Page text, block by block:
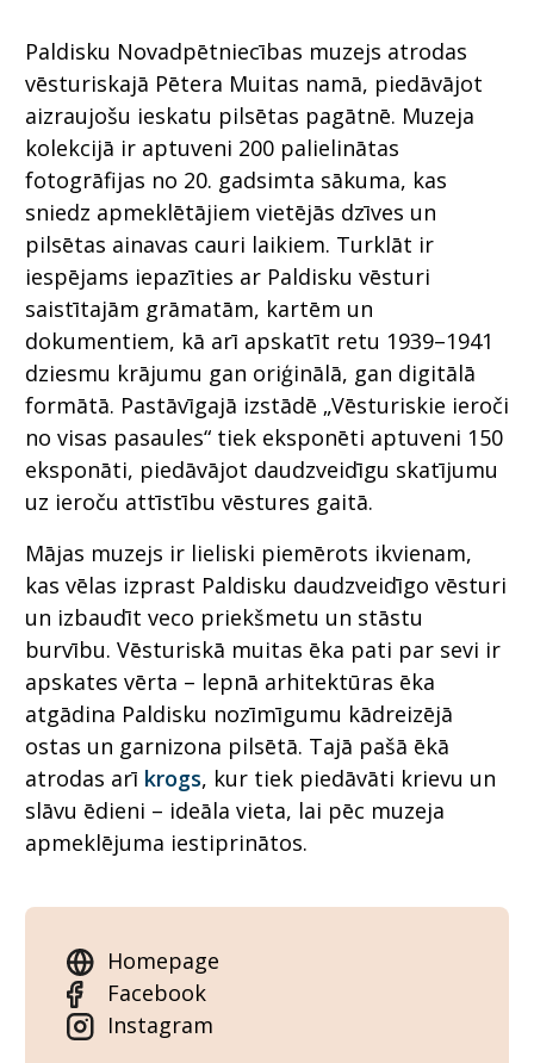
Paldisku Novadpētniecības muzejs atrodas
vēsturiskajā Pētera Muitas namā, piedāvājot
aizraujošu ieskatu pilsētas pagātnē. Muzeja
kolekcijā ir aptuveni 200 palielinātas
fotogrāfijas no 20. gadsimta sākuma, kas
sniedz apmeklētājiem vietējās dzīves un
pilsētas ainavas cauri laikiem. Turklāt ir
iespējams iepazīties ar Paldisku vēsturi
saistītajām grāmatām, kartēm un
dokumentiem, kā arī apskatīt retu 1939–1941
dziesmu krājumu gan oriģinālā, gan digitālā
formātā. Pastāvīgajā izstādē „Vēsturiskie ieroči
no visas pasaules“ tiek eksponēti aptuveni 150
eksponāti, piedāvājot daudzveidīgu skatījumu
uz ieroču attīstību vēstures gaitā.
Mājas muzejs ir lieliski piemērots ikvienam,
kas vēlas izprast Paldisku daudzveidīgo vēsturi
un izbaudīt veco priekšmetu un stāstu
burvību. Vēsturiskā muitas ēka pati par sevi ir
apskates vērta – lepnā arhitektūras ēka
atgādina Paldisku nozīmīgumu kādreizējā
ostas un garnizona pilsētā. Tajā pašā ēkā
atrodas arī krogs, kur tiek piedāvāti krievu un
slāvu ēdieni – ideāla vieta, lai pēc muzeja
apmeklējuma iestiprinātos.
Homepage
Facebook
Instagram